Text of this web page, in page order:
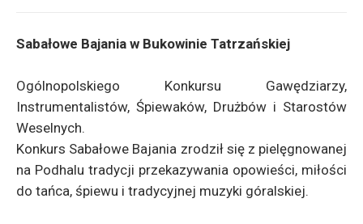
Sabałowe Bajania w Bukowinie Tatrzańskiej
Ogólnopolskiego Konkursu Gawędziarzy,
Instrumentalistów, Śpiewaków, Drużbów i Starostów
Weselnych.
Konkurs Sabałowe Bajania zrodził się z pielęgnowanej
na Podhalu tradycji przekazywania opowieści, miłości
do tańca, śpiewu i tradycyjnej muzyki góralskiej.